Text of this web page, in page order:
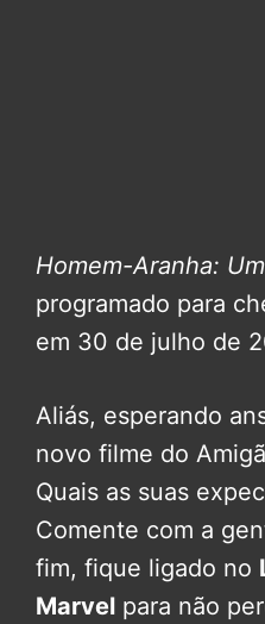
Homem-Aranha:
programado para
em 30 de julho de
Aliás, esperando
novo filme do
Quais as suas
Comente com a
fim, fique ligado no
Marvel para não